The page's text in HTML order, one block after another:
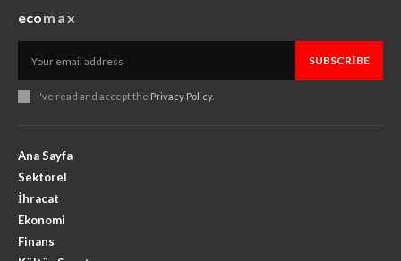
ecomax
SUBSCRIBE
I've read and accept the Privacy Policy.
Ana Sayfa
Sektörel
İhracat
Ekonomi
Finans